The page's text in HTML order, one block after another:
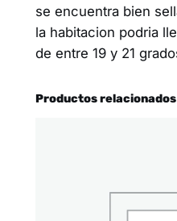
se encuentra bien
la habitacion podria
de entre 19 y 21
Productos relacionados